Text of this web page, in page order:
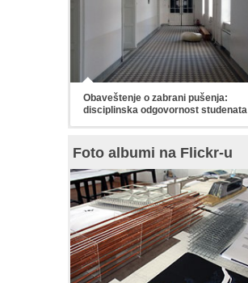
Obaveštenje o zabrani pušenja:
disciplinska odgovornost studenata
Foto albumi na Flickr-u